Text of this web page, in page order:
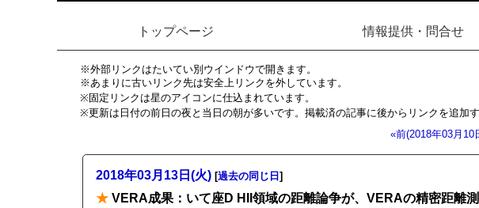
トップページ 情報提供・問合せ
※外部リンクはたいてい別ウインドウで開きます。
※あまりに古いリンク先は安全上リンクを外しています。
※固定リンクは星のアイコンに仕込まれています。
※更新は日付の前日の夜と当日の朝が多いです。掲載済の記事に後からリンクを追加す
«前(2018年03月10
2018年03月13日(火) [過去の同じ日 ]
★ VERA成果：いて座D HII領域の距離論争が、VERAの精密距離